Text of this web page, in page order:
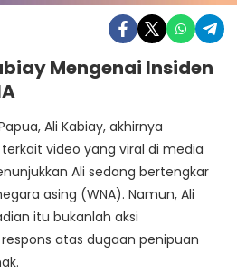
Mengenai Insiden
Ali Kabiay, akhirnya
video yang viral di media
Ali sedang bertengkar
asing (WNA). Namun, Ali
itu bukanlah aksi
atas dugaan penipuan